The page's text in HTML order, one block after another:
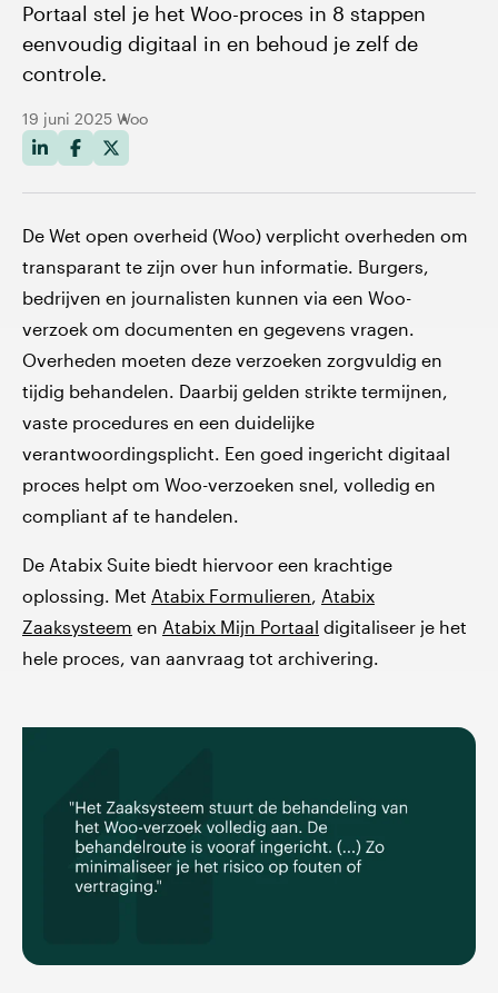
Altijd grip op het Woo-proces
Portaal stel je het Woo-proces in 8 stappen
eenvoudig digitaal in en behoud je zelf de
controle.
19 juni 2025 Woo
De Wet open overheid (Woo) verplicht overheden om
transparant te zijn over hun informatie. Burgers,
bedrijven en journalisten kunnen via een Woo-
verzoek om documenten en gegevens vragen.
Overheden moeten deze verzoeken zorgvuldig en
tijdig behandelen. Daarbij gelden strikte termijnen,
vaste procedures en een duidelijke
verantwoordingsplicht. Een goed ingericht digitaal
proces helpt om Woo-verzoeken snel, volledig en
compliant af te handelen.
De Atabix Suite biedt hiervoor een krachtige
oplossing. Met Atabix Formulieren, Atabix
Zaaksysteem en Atabix Mijn Portaal digitaliseer je het
hele proces, van aanvraag tot archivering.